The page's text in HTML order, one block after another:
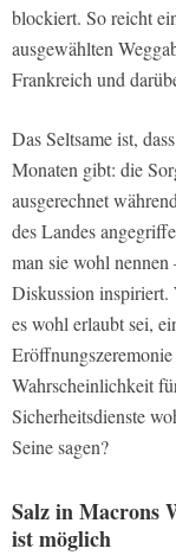
blockiert. So reicht
ausgewählten
Frankreich und
Das Seltsame ist,
Monaten gibt: die
ausgerechnet
des Landes
man sie wohl
Diskussion inspiriert.
es wohl erlaubt sei,
Wahrscheinlichkeit
Sicherheitsdienste
Seine sagen?
Salz in Macrons
ist möglich